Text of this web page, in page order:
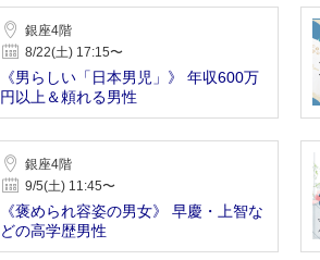
銀座4階
8/22(土) 17:15〜
《男らしい「日本男児」》 年収600万
円以上＆頼れる男性
銀座4階
9/5(土) 11:45〜
《褒められ容姿の男女》 早慶・上智な
どの高学歴男性